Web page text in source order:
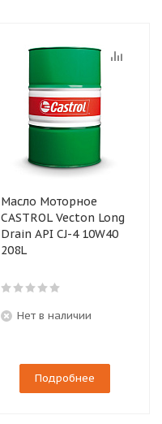
Масло Моторное
CASTROL Vecton Long
Drain API CJ-4 10W40
208L
Нет в наличии
Подробнее